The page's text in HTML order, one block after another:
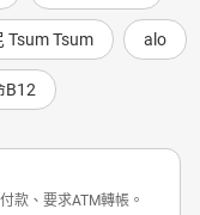
Tsum Tsum alo
B12
款、要求ATM轉帳。